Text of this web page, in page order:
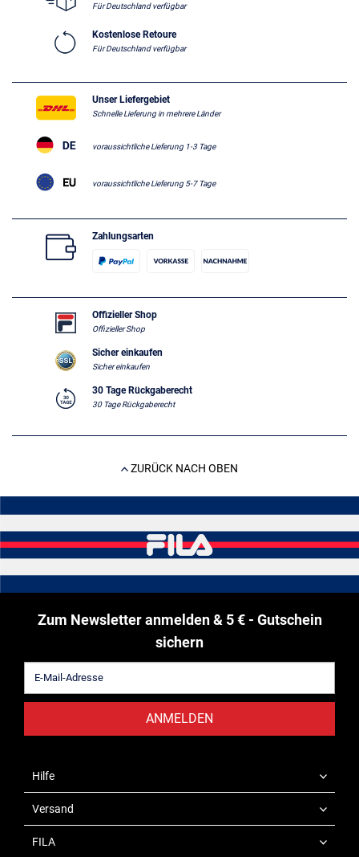
Für Deutschland verfügbar
Kostenlose Retoure
Für Deutschland verfügbar
Unser Liefergebiet
Schnelle Lieferung in mehrere Länder
voraussichtliche Lieferung 1-3 Tage
voraussichtliche Lieferung 5-7 Tage
Zahlungsarten
Offizieller Shop
Offizieller Shop
Sicher einkaufen
Sicher einkaufen
30 Tage Rückgaberecht
30 Tage Rückgaberecht
ZURÜCK NACH OBEN
Zum Newsletter anmelden & 5 € - Gutschein
sichern
ANMELDEN
Hilfe
Versand
FILA